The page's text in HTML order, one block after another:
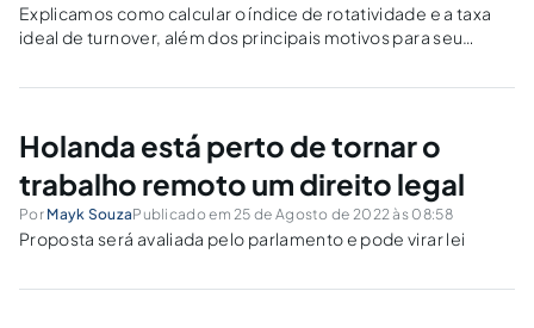
Explicamos como calcular o índice de rotatividade e a taxa
ideal de turnover, além dos principais motivos para seu
Holanda está perto de tornar o
trabalho remoto um direito legal
Por Mayk SouzaPublicado em 25 de Agosto de 2022 às 08:58
Proposta será avaliada pelo parlamento e pode virar lei